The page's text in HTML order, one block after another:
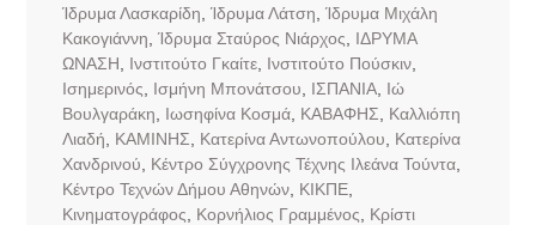
Ίδρυμα Λασκαρίδη Ίδρυμα Λάτση Ίδρυμα Μιχάλη
Κακογιάννη Ίδρυμα Σταύρος Νιάρχος
ΙΔΡΥΜΑ
ΩΝΑΣΗ
Ινστιτούτο Γκαίτε, Ινστιτούτο Πούσκιν,
Ισημερινός
Ισμήνη Μπονάτσου ΙΣΠΑΝΙΑ, Ιώ
Βουλγαράκη
Ιωσηφίνα Κοσμά, ΚΑΒΑΦΗΣ
Καλλιόπη
Λιαδή
ΚΑΜΙΝΗΣ Κατερίνα Αντωνοπούλου
Κατερίνα
Χανδρινού
Κέντρο Σύγχρονης Τέχνης Ιλεάνα Τούντα,
Κέντρο Τεχνών Δήμου Αθηνών, ΚΙΚΠΕ,
Κινηματογράφος
Κορνήλιος Γραμμένος
Κρίστι